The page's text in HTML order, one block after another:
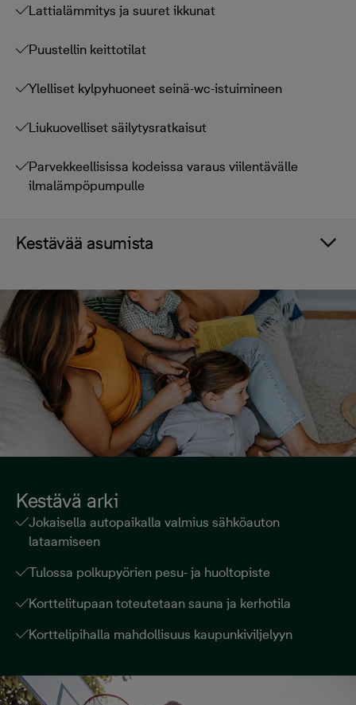
Lattialämmitys ja suuret ikkunat
Puustellin keittotilat
Ylelliset kylpyhuoneet seinä-wc-istuimineen
Liukuovelliset säilytysratkaisut
Parvekkeellisissa kodeissa varaus viilentävälle
ilmalämpöpumpulle
Kestävää asumista
Kestävä arki
Jokaisella autopaikalla valmius sähköauton
lataamiseen
Tulossa polkupyörien pesu- ja huoltopiste
Korttelitupaan toteutetaan sauna ja kerhotila
Korttelipihalla mahdollisuus kaupunkiviljelyyn